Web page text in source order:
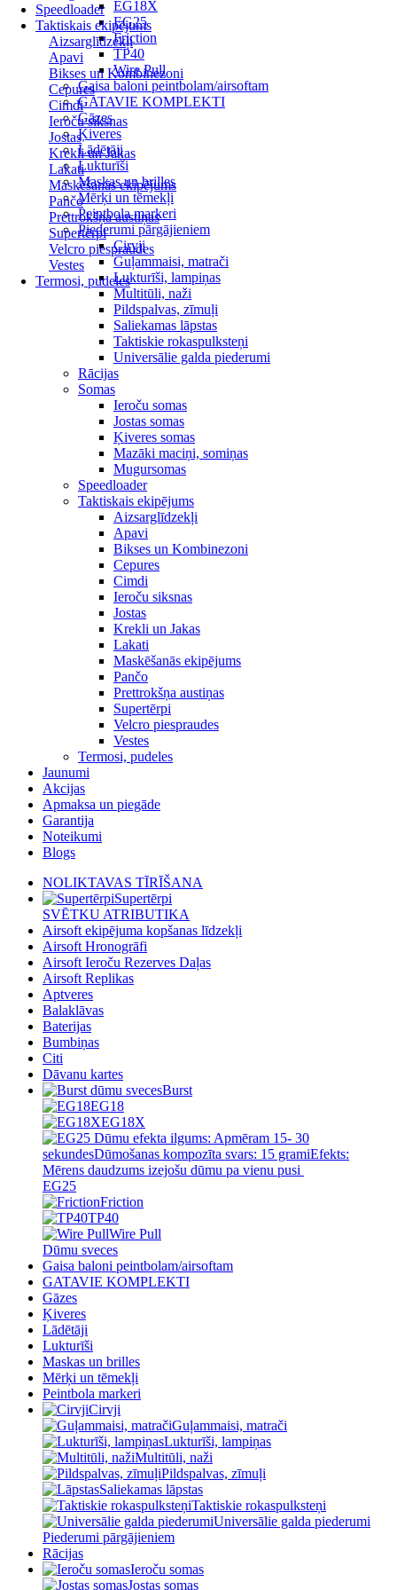
Speedloader
Taktiskais ekipējums
Aizsarglīdzekļi
Apavi
Bikses un Kombinezoni
Cepures
Cimdi
Ieroču siksnas
Jostas
Krekli un Jakas
Lakati
Maskēšanās ekipējums
Pančo
Prettrokšņa austiņas
Supertērpi
Velcro piespraudes
Vestes
Termosi, pudeles
EG18X
EG25
Friction
TP40
Wire Pull
Gaisa baloni peintbolam/airsoftam
GATAVIE KOMPLEKTI
Gāzes
Ķiveres
Lādētāji
Lukturīši
Maskas un brilles
Mērķi un tēmekļi
Peintbola markeri
Piederumi pārgājieniem
Cirvji
Guļammaisi, matrači
Lukturīši, lampiņas
Multitūli, naži
Pildspalvas, zīmuļi
Saliekamas lāpstas
Taktiskie rokaspulksteņi
Universālie galda piederumi
Rācijas
Somas
Ieroču somas
Jostas somas
Ķiveres somas
Mazāki maciņi, somiņas
Mugursomas
Speedloader
Taktiskais ekipējums
Aizsarglīdzekļi
Apavi
Bikses un Kombinezoni
Cepures
Cimdi
Ieroču siksnas
Jostas
Krekli un Jakas
Lakati
Maskēšanās ekipējums
Pančo
Prettrokšņa austiņas
Supertērpi
Velcro piespraudes
Vestes
Termosi, pudeles
Jaunumi
Akcijas
Apmaksa un piegāde
Garantija
Noteikumi
Blogs
NOLIKTAVAS TĪRĪŠANA
Supertērpi
SVĒTKU ATRIBUTIKA
Airsoft ekipējuma kopšanas līdzekļi
Airsoft Hronogrāfi
Airsoft Ieroču Rezerves Daļas
Airsoft Replikas
Aptveres
Balaklāvas
Baterijas
Bumbiņas
Citi
Dāvanu kartes
Burst
EG18
EG18X
EG25
Friction
TP40
Wire Pull
Dūmu sveces
Gaisa baloni peintbolam/airsoftam
GATAVIE KOMPLEKTI
Gāzes
Ķiveres
Lādētāji
Lukturīši
Maskas un brilles
Mērķi un tēmekļi
Peintbola markeri
Cirvji
Guļammaisi, matrači
Lukturīši, lampiņas
Multitūli, naži
Pildspalvas, zīmuļi
Saliekamas lāpstas
Taktiskie rokaspulksteņi
Universālie galda piederumi
Piederumi pārgājieniem
Rācijas
Ieroču somas
Jostas somas